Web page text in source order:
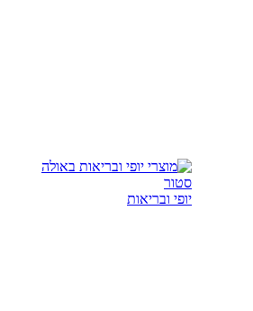
יופי ובריאות